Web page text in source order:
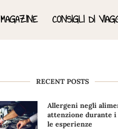
MAGAZINE CONSIGLI DI
RECENT POSTS
Allergeni negli
attenzione durante i
le esperienze